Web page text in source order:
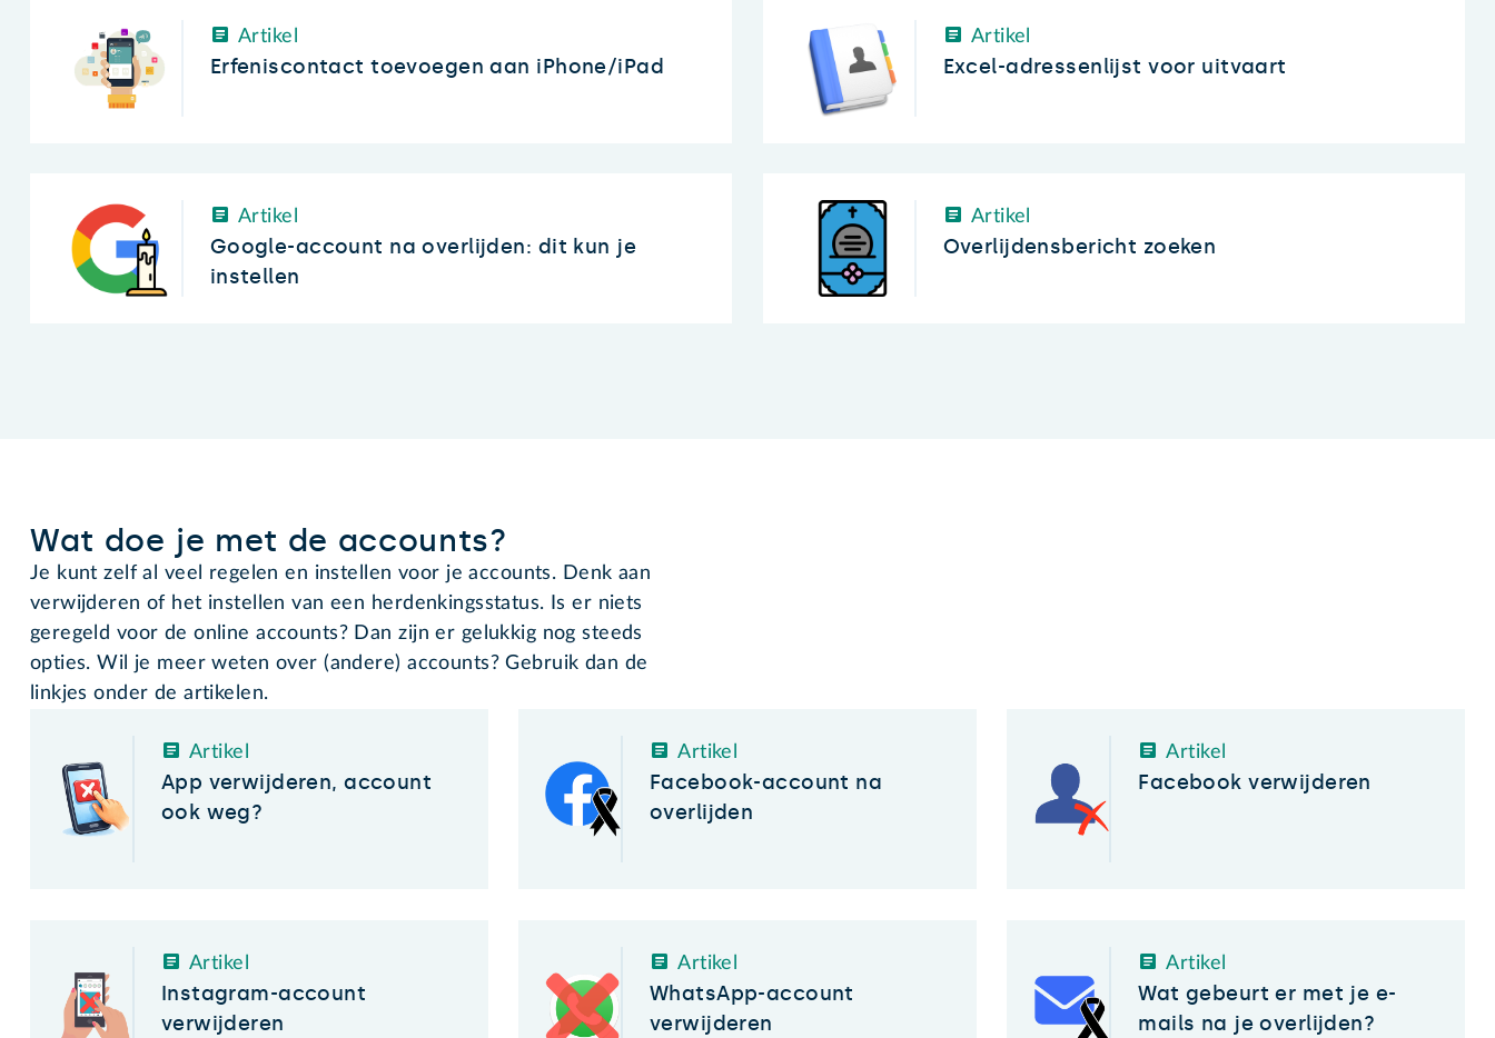
Artikel
Erfeniscontact toevoegen aan iPhone/iPad
Artikel
Google-account na overlijden: dit kun je
instellen
Artikel
Excel-adressenlijst voor uitvaart
Artikel
Overlijdensbericht zoeken
Wat doe je met de accounts?
Je kunt zelf al veel regelen en instellen voor je accounts. Denk aan
verwijderen of het instellen van een herdenkingsstatus. Is er niets
geregeld voor de online accounts? Dan zijn er gelukkig nog steeds
opties. Wil je meer weten over (andere) accounts? Gebruik dan de
linkjes onder de artikelen.
Artikel
App verwijderen, account
ook weg?
Artikel
Facebook-account na
overlijden
Artikel
Facebook verwijderen
Artikel
Instagram-account
verwijderen
Artikel
WhatsApp-account
verwijderen
Artikel
Wat gebeurt er met je e-
mails na je overlijden?